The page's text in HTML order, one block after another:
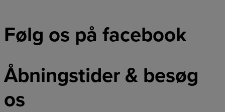
Følg os på facebook
Åbningstider & besøg
os